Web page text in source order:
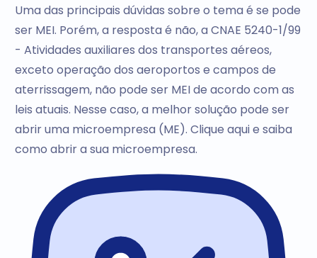
Uma das principais dúvidas sobre o tema é se pode
ser MEI. Porém, a resposta é não, a CNAE 5240-1/99
- Atividades auxiliares dos transportes aéreos,
exceto operação dos aeroportos e campos de
aterrissagem, não pode ser MEI de acordo com as
leis atuais. Nesse caso, a melhor solução pode ser
abrir uma microempresa (ME). Clique aqui e saiba
como abrir a sua microempresa.